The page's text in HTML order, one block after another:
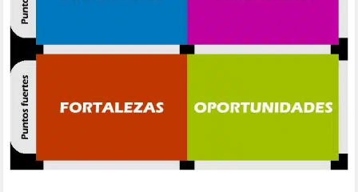
Tipos de Estrategias Logísticas
Estrategia logística selectiva:Se eligen los
Estrategia logística exclusiva:Se limita el número